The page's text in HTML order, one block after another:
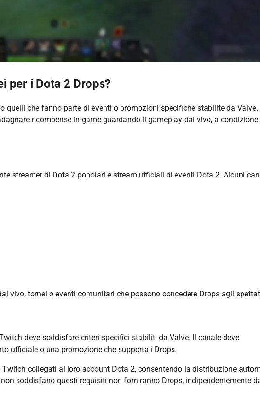
per i Dota 2 Drops?
quelli che fanno parte di eventi o promozioni specifiche stabilite da Valve.
ricompense in-game guardando il gameplay dal vivo, a condizione
streamer di Dota 2 popolari e stream ufficiali di eventi Dota 2. Alcuni
vivo, tornei o eventi comunitari che possono concedere Drops agli
deve soddisfare criteri specifici stabiliti da Valve. Il canale deve
ufficiale o una promozione che supporta i Drops.
collegati ai loro account Dota 2, consentendo la distribuzione
soddisfano questi requisiti non forniranno Drops, indipendentemente